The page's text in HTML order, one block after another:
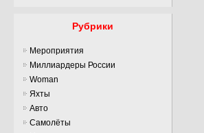
Рубрики
Мероприятия
Миллиардеры России
Woman
Яхты
Авто
Самолёты